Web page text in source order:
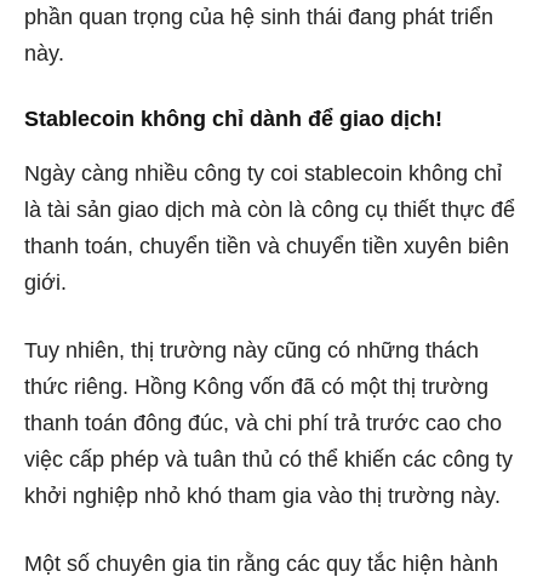
phần quan trọng của hệ sinh thái đang phát triển
này.
Stablecoin không chỉ dành để giao dịch!
Ngày càng nhiều công ty coi stablecoin không chỉ
là tài sản giao dịch mà còn là công cụ thiết thực để
thanh toán, chuyển tiền và chuyển tiền xuyên biên
giới.
Tuy nhiên, thị trường này cũng có những thách
thức riêng. Hồng Kông vốn đã có một thị trường
thanh toán đông đúc, và chi phí trả trước cao cho
việc cấp phép và tuân thủ có thể khiến các công ty
khởi nghiệp nhỏ khó tham gia vào thị trường này.
Một số chuyên gia tin rằng các quy tắc hiện hành